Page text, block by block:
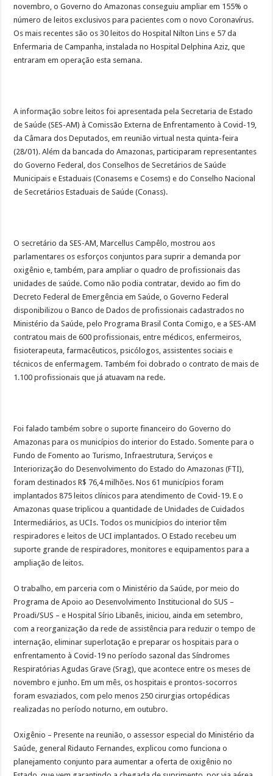
novembro, o Governo do Amazonas conseguiu ampliar em 155% o
número de leitos exclusivos para pacientes com o novo Coronavírus.
Os mais recentes são os 30 leitos do Hospital Nilton Lins e 57 da
Enfermaria de Campanha, instalada no Hospital Delphina Aziz, que
entraram em operação esta semana.
A informação sobre leitos foi apresentada pela Secretaria de Estado
de Saúde (SES-AM) à Comissão Externa de Enfrentamento à Covid-19,
da Câmara dos Deputados, em reunião virtual nesta quinta-feira
(28/01). Além da bancada do Amazonas, participaram representantes
do Governo Federal, dos Conselhos de Secretários de Saúde
Municipais e Estaduais (Conasems e Cosems) e do Conselho Nacional
de Secretários Estaduais de Saúde (Conass).
O secretário da SES-AM, Marcellus Campêlo, mostrou aos
parlamentares os esforços conjuntos para suprir a demanda por
oxigênio e, também, para ampliar o quadro de profissionais das
unidades de saúde. Como não podia contratar, devido ao fim do
Decreto Federal de Emergência em Saúde, o Governo Federal
disponibilizou o Banco de Dados de profissionais cadastrados no
Ministério da Saúde, pelo Programa Brasil Conta Comigo, e a SES-AM
contratou mais de 600 profissionais, entre médicos, enfermeiros,
fisioterapeuta, farmacêuticos, psicólogos, assistentes sociais e
técnicos de enfermagem. Também foi dobrado o contrato de mais de
1.100 profissionais que já atuavam na rede.
Foi falado também sobre o suporte financeiro do Governo do
Amazonas para os municípios do interior do Estado. Somente para o
Fundo de Fomento ao Turismo, Infraestrutura, Serviços e
Interiorização do Desenvolvimento do Estado do Amazonas (FTI),
foram destinados R$ 76,4 milhões. Nos 61 municípios foram
implantados 875 leitos clínicos para atendimento de Covid-19. E o
Amazonas quase triplicou a quantidade de Unidades de Cuidados
Intermediários, as UCIs. Todos os municípios do interior têm
respiradores e leitos de UCI implantados. O Estado recebeu um
suporte grande de respiradores, monitores e equipamentos para a
ampliação de leitos.
O trabalho, em parceria com o Ministério da Saúde, por meio do
Programa de Apoio ao Desenvolvimento Institucional do SUS –
Proadi/SUS – e Hospital Sírio Libanês, iniciou, ainda em setembro,
com a reorganização da rede de assistência para reduzir o tempo de
internação, eliminar superlotação e preparar os hospitais para o
enfrentamento à Covid-19 no período sazonal das Síndromes
Respiratórias Agudas Grave (Srag), que acontece entre os meses de
novembro e junho. Em um mês, os hospitais e prontos-socorros
foram esvaziados, com pelo menos 250 cirurgias ortopédicas
realizadas no período noturno, em outubro.
Oxigênio – Presente na reunião, o assessor especial do Ministério da
Saúde, general Ridauto Fernandes, explicou como funciona o
planejamento conjunto para aumentar a oferta de oxigênio no